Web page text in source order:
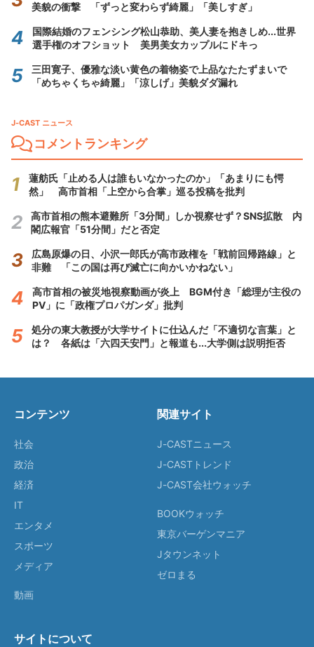
美貌の衝撃 「ずっと変わらず綺麗」「美しすぎ」
国際結婚のフェンシング松山恭助、美人妻を抱きしめ...世界
選手権のオフショット 美男美女カップルにドキっ
三田寛子、優雅な淡い黄色の着物姿で上品なたたずまいで
「めちゃくちゃ綺麗」「涼しげ」美貌ダダ漏れ
J-CAST ニュース
コメントランキング
蓮舫氏「止める人は誰もいなかったのか」「あまりにも愕
然」 高市首相「上空から合掌」巡る投稿を批判
高市首相の熊本避難所「3分間」しか視察せず？SNS拡散 内
閣広報官「51分間」だと否定
広島原爆の日、小沢一郎氏が高市政権を「戦前回帰路線」と
非難 「この国は再び滅亡に向かいかねない」
高市首相の被災地視察動画が炎上 BGM付き「総理が主役の
PV」に「政権プロパガンダ」批判
処分の東大教授が大学サイトに仕込んだ「不適切な言葉」と
は？ 各紙は「六四天安門」と報道も...大学側は説明拒否
コンテンツ
社会
政治
経済
IT
エンタメ
スポーツ
メディア
動画
関連サイト
J-CASTニュース
J-CASTトレンド
J-CAST会社ウォッチ
BOOKウォッチ
東京バーゲンマニア
Jタウンネット
ゼロまる
サイトについて